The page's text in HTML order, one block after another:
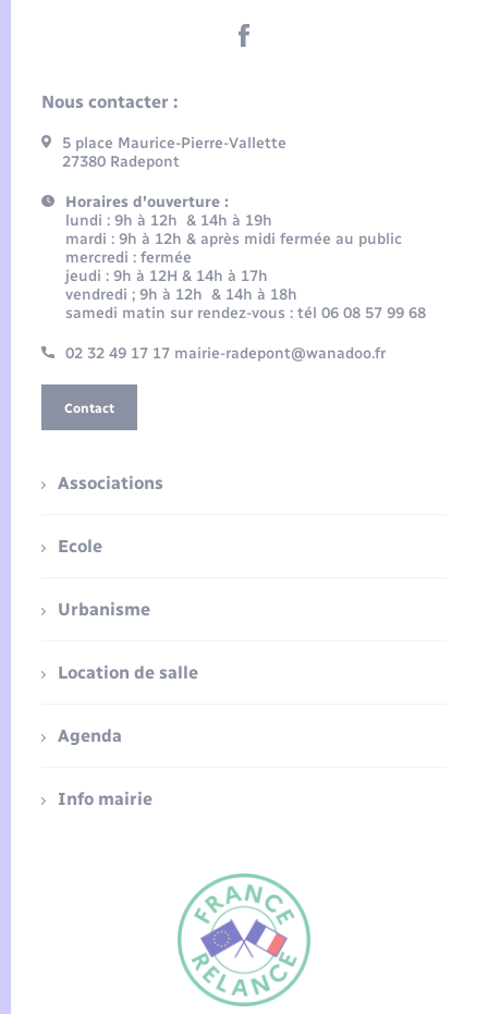
FR
Nous contacter :
5 place Maurice-Pierre-Vallette
27380 Radepont
Horaires d'ouverture :
lundi : 9h à 12h & 14h à 19h
mardi : 9h à 12h & après midi fermée au public
mercredi : fermée
jeudi : 9h à 12H & 14h à 17h
vendredi ; 9h à 12h & 14h à 18h
samedi matin sur rendez-vous : tél 06 08 57 99 68
02 32 49 17 17 mairie-radepont@wanadoo.fr
Contact
Associations
Ecole
Urbanisme
Location de salle
Agenda
Info mairie